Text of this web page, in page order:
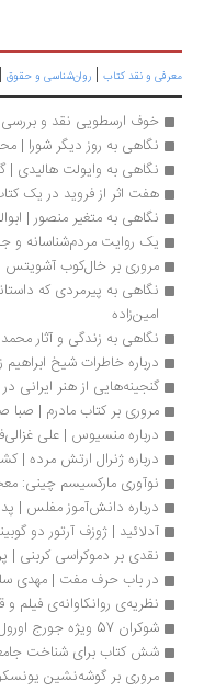
و نقد کتاب|روان‌شناسی و حقوق|
خوف ارسطویی نقد و بررسی شد
نگاهی به روز دیگر شورا |
نگاهی به وایولت هالیدی | گیسا
هفت اثر از فروید در یک کتاب
نگاهی به متغیر منصور | ابوالفضل
یک روایت مردم‌شناسانه و
مروری بر خال‌کوب آشویتس |
امین‌زاده
نگاهی به زندگی و آثار محمد
درباره خاطرات شیخ ابراهیم
گنجینه‌هايی از هنر ایرانی در
مروری بر کتاب مادرم | صبا صحبتی
درباره منسیوس | علی غزالی‌فر
درباره ژنرال ارتش مرده | کشف
نوآوری‌ مارکسیسم چینی: معجزه
درباره دانش‌آموز مفلس | پدرام
آدلائید | ژوزف آرتور دو گوبینو
نقدی بر دموکراسی کربنی | پرویز
در باب حرف مفت | مهدی
نظریه‌ی روانکاوانه‌ی فیلم و
شوکران 57 ویژه‌ جورج اورول
شش کتاب برای شناخت جامعه
مروری بر گوشه‌نشین یونسکو |